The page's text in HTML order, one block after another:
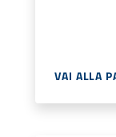
VAI ALLA